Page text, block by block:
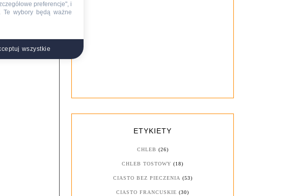
wsypuję
ETYKIETY
CHLEB (26)
CHLEB TOSTOWY (18)
CIASTO BEZ PIECZENIA (53)
CIASTO FRANCUSKIE (30)
preferencje", i
Te wybory będą ważne
wszystkie